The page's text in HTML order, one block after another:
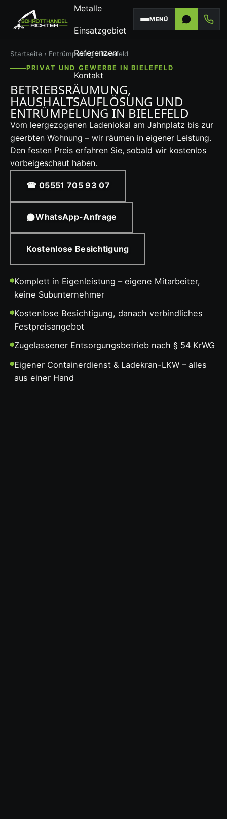
Metalle
Einsatzgebiet
Referenzen
Kontakt
MENÜ
Startseite › Entrümpelung› Bielefeld
PRIVAT UND GEWERBE IN BIELEFELD
BETRIEBSRÄUMUNG,
HAUSHALTSAUFLÖSUNG UND
ENTRÜMPELUNG IN BIELEFELD
Vom leergezogenen Ladenlokal am Jahnplatz bis zur
geerbten Wohnung – wir räumen in eigener Leistung.
Den festen Preis erfahren Sie, sobald wir kostenlos
vorbeigeschaut haben.
☎ 05551 705 93 07
WhatsApp-Anfrage
Kostenlose Besichtigung
Komplett in Eigenleistung – eigene Mitarbeiter,
keine Subunternehmer
Kostenlose Besichtigung, danach verbindliches
Festpreisangebot
Zugelassener Entsorgungsbetrieb nach § 54 KrWG
Eigener Containerdienst & Ladekran-LKW – alles
aus einer Hand